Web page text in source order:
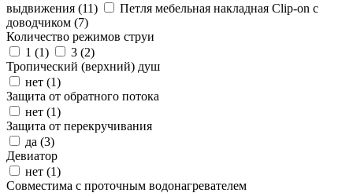
выдвижения (11)
Петля мебельная накладная Clip-on с
доводчиком (7)
Количество режимов струи
1 (1) 3 (2)
Тропический (верхний) душ
нет (1)
Защита от обратного потока
нет (1)
Защита от перекручивания
да (3)
Девиатор
нет (1)
Совместима с проточным водонагревателем